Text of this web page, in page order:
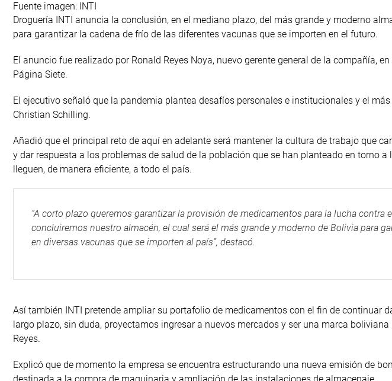
Fuente imagen: INTI
Droguería INTI anuncia la conclusión, en el mediano plazo, del más grande y moderno
para garantizar la cadena de frío de las diferentes vacunas que se importen en el futuro.
El anuncio fue realizado por Ronald Reyes Noya, nuevo gerente general de la compañía,
Página Siete.
El ejecutivo señaló que la pandemia plantea desafíos personales e institucionales y el
Christian Schilling.
Añadió que el principal reto de aquí en adelante será mantener la cultura de trabajo que
y dar respuesta a los problemas de salud de la población que se han planteado en torno
lleguen, de manera eficiente, a todo el país.
“A corto plazo queremos garantizar la provisión de medicamentos para la lucha contra
concluiremos nuestro almacén, el cual será el más grande y moderno de Bolivia para
en diversas vacunas que se importen al país”, destacó.
Así también INTI pretende ampliar su portafolio de medicamentos con el fin de continuar
largo plazo, sin duda, proyectamos ingresar a nuevos mercados y ser una marca
Reyes.
Explicó que de momento la empresa se encuentra estructurando una nueva emisión de